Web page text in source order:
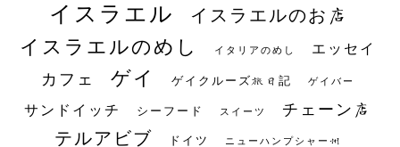
イスラエル イスラエルのお店
イスラエルのめし イタリアのめし エッセイ
カフェ ゲイ ゲイクルーズ旅日記 ゲイバー
サンドイッチ シーフード スイーツ チェーン店
テルアビブ ドイツ ニューハンプシャー州